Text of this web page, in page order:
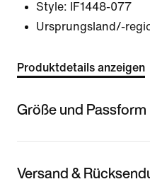
Style:
IF1448-077
Ursprungsland/-
Produktdetails anzeigen
Größe und Passform
Versand &